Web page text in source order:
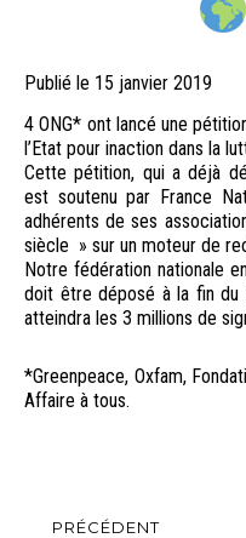
Publié le Publié
le
15 janvier 2019
4 ONG* ont lancé une
l’Etat pour inaction dans la
Cette pétition, qui a déjà
est soutenu par France
adhérents de ses
siècle » sur un moteur de
Notre fédération nationale
doit être déposé à la fin
atteindra les 3 millions de
*Greenpeace, Oxfam,
Affaire à tous.
PRÉCÉDENT